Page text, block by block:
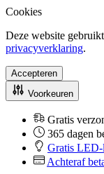
Cookies
Deze website
privacyverklaring.
Accepteren
Voorkeuren
Gratis
365 dagen
Gratis
Achteraf